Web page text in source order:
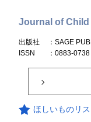
Journal of
出版社
：SAGE
ISSN
：0883-0738
ほしいものリ